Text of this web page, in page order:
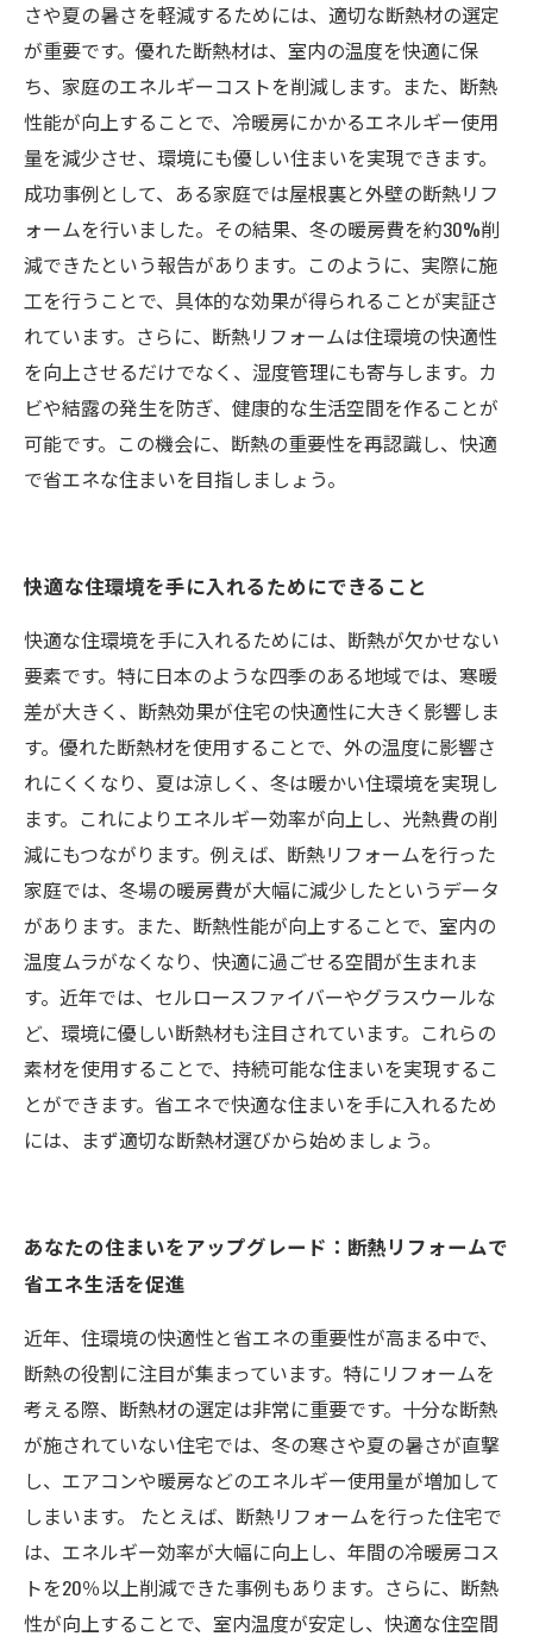
さや夏の暑さを軽減するためには、適切な断熱材の選定
が重要です。優れた断熱材は、室内の温度を快適に保
ち、家庭のエネルギーコストを削減します。また、断熱
性能が向上することで、冷暖房にかかるエネルギー使用
量を減少させ、環境にも優しい住まいを実現できます。
成功事例として、ある家庭では屋根裏と外壁の断熱リフ
ォームを行いました。その結果、冬の暖房費を約30%削
減できたという報告があります。このように、実際に施
工を行うことで、具体的な効果が得られることが実証さ
れています。さらに、断熱リフォームは住環境の快適性
を向上させるだけでなく、湿度管理にも寄与します。カ
ビや結露の発生を防ぎ、健康的な生活空間を作ることが
可能です。この機会に、断熱の重要性を再認識し、快適
で省エネな住まいを目指しましょう。
快適な住環境を手に入れるためにできること
快適な住環境を手に入れるためには、断熱が欠かせない
要素です。特に日本のような四季のある地域では、寒暖
差が大きく、断熱効果が住宅の快適性に大きく影響しま
す。優れた断熱材を使用することで、外の温度に影響さ
れにくくなり、夏は涼しく、冬は暖かい住環境を実現し
ます。これによりエネルギー効率が向上し、光熱費の削
減にもつながります。例えば、断熱リフォームを行った
家庭では、冬場の暖房費が大幅に減少したというデータ
があります。また、断熱性能が向上することで、室内の
温度ムラがなくなり、快適に過ごせる空間が生まれま
す。近年では、セルロースファイバーやグラスウールな
ど、環境に優しい断熱材も注目されています。これらの
素材を使用することで、持続可能な住まいを実現するこ
とができます。省エネで快適な住まいを手に入れるため
には、まず適切な断熱材選びから始めましょう。
あなたの住まいをアップグレード：断熱リフォームで
省エネ生活を促進
近年、住環境の快適性と省エネの重要性が高まる中で、
断熱の役割に注目が集まっています。特にリフォームを
考える際、断熱材の選定は非常に重要です。十分な断熱
が施されていない住宅では、冬の寒さや夏の暑さが直撃
し、エアコンや暖房などのエネルギー使用量が増加して
しまいます。 たとえば、断熱リフォームを行った住宅で
は、エネルギー効率が大幅に向上し、年間の冷暖房コス
トを20％以上削減できた事例もあります。さらに、断熱
性が向上することで、室内温度が安定し、快適な住空間